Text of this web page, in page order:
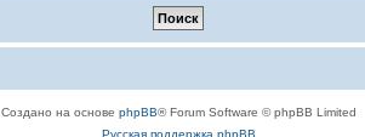
Создано на основе phpBB® Forum Software © phpBB Limited
Русская поддержка phpBB